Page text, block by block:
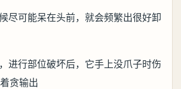
尽可能呆在头前，就会频繁出很好卸
进行部位破坏后，它手上没爪子时伤
贪输出